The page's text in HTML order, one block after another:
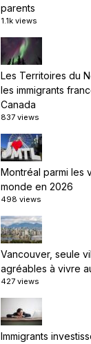
parents
1.1k views
Les Territoires du
les immigrants
Canada
837 views
Montréal parmi les
monde en 2026
498 views
Vancouver, seule
agréables à vivre
427 views
Immigrants